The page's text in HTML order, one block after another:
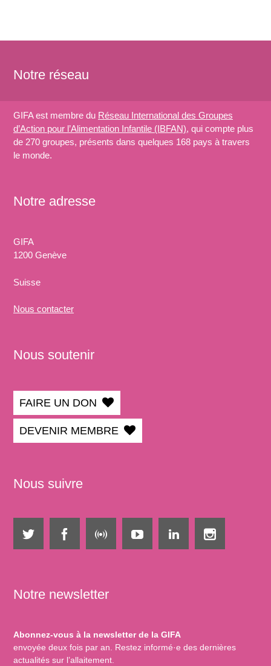
Notre réseau
GIFA est membre du Réseau International des Groupes
d’Action pour l’Alimentation Infantile (IBFAN), qui compte plus
de 270 groupes, présents dans quelques 168 pays à travers
le monde.
Notre adresse
GIFA
1200 Genève
Suisse
Nous contacter
Nous soutenir
FAIRE UN DON
DEVENIR MEMBRE
Nous suivre
Notre newsletter
Abonnez-vous à la newsletter de la GIFA
envoyée deux fois par an. Restez informé·e des dernières
actualités sur l’allaitement.